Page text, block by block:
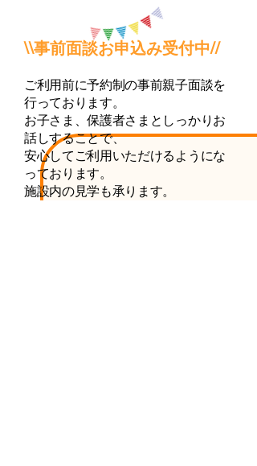
\\事前面談お申込み受付中//
ご利用前に予約制の事前親子面談を
行っております。
お子さま、保護者さまとしっかりお
話しすることで、
安心してご利用いただけるようにな
っております。
施設内の見学も承ります。